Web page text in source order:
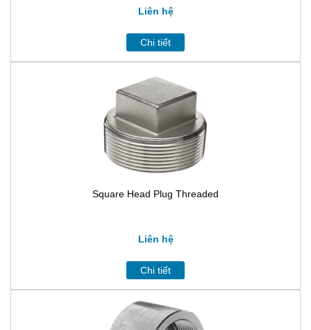
Liên hệ
Chi tiết
Square Head Plug Threaded
Liên hệ
Chi tiết